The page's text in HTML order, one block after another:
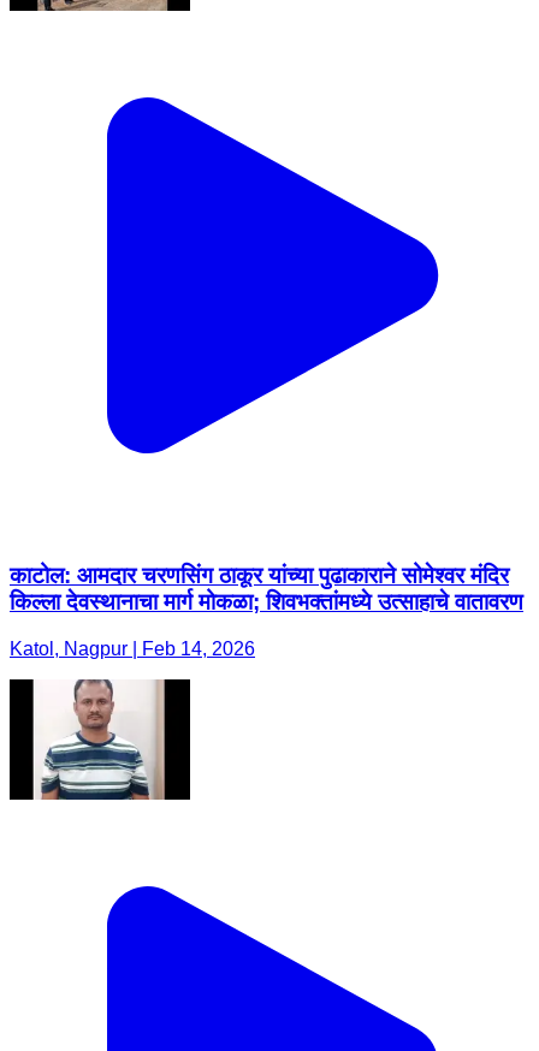
काटोल: आमदार चरणसिंग ठाकूर यांच्या पुढाकाराने सोमेश्वर मंदिर
किल्ला देवस्थानाचा मार्ग मोकळा; शिवभक्तांमध्ये उत्साहाचे वातावरण ​
Katol, Nagpur | Feb 14, 2026